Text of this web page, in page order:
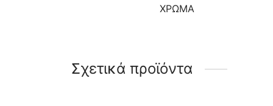
ΧΡΩΜΑ
Σχετικά προϊόντα